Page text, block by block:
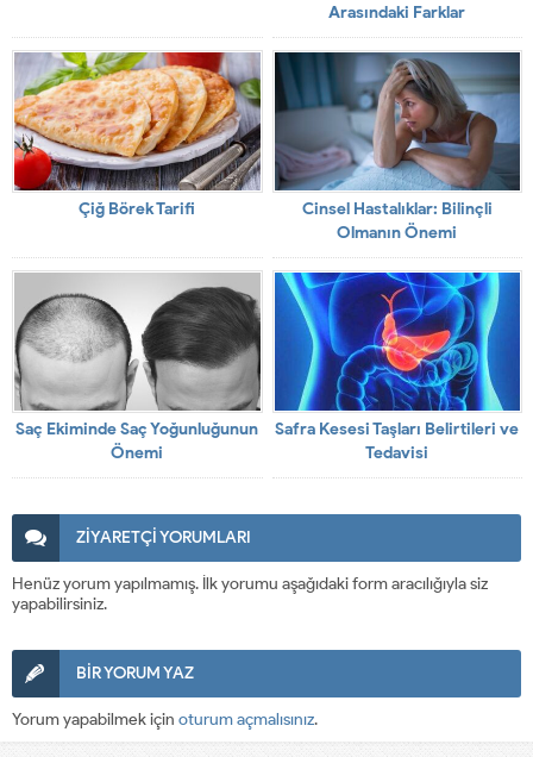
Arasındaki Farklar
Çiğ Börek Tarifi
Cinsel Hastalıklar: Bilinçli
Olmanın Önemi
Saç Ekiminde Saç Yoğunluğunun
Önemi
Safra Kesesi Taşları Belirtileri ve
Tedavisi
ZİYARETÇİ YORUMLARI
Henüz yorum yapılmamış. İlk yorumu aşağıdaki form aracılığıyla siz
yapabilirsiniz.
BİR YORUM YAZ
Yorum yapabilmek için oturum açmalısınız.